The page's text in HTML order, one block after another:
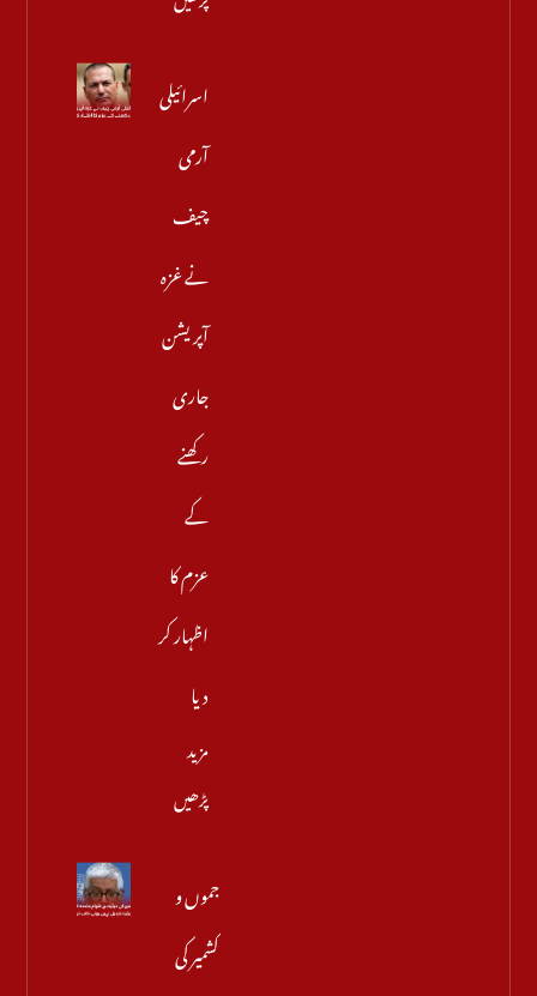
اسرائیلی
آرمی
چیف
نے غزہ
آپریشن
جاری
رکھنے
کے
عزم کا
اظہار کر
دیا
مزید
پڑھیں
جموں و
کشمیر کی